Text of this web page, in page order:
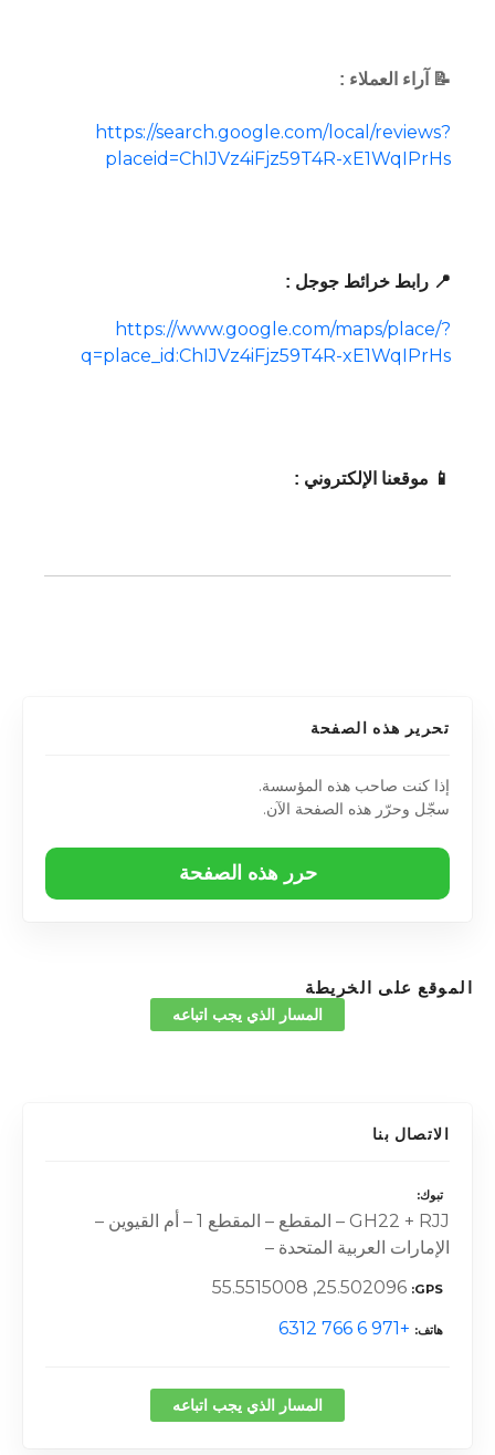
📝 آراء العملاء :
https://search.google.com/local/reviews?
placeid=ChIJVz4iFjz59T4R-xE1WqIPrHs
📍 رابط خرائط جوجل :
https://www.google.com/maps/place/?
q=place_id:ChIJVz4iFjz59T4R-xE1WqIPrHs
📱 موقعنا الإلكتروني :
تحرير هذه الصفحة
إذا كنت صاحب هذه المؤسسة.
سجّل وحرّر هذه الصفحة الآن.
حرر هذه الصفحة
الموقع على الخريطة
المسار الذي يجب اتباعه
الاتصال بنا
تبوك
GH22 + RJJ – المقطع – المقطع 1 – أم القيوين –
الإمارات العربية المتحدة –
GPS
25.502096, 55.5515008
هاتف +971 6 766 6312
المسار الذي يجب اتباعه